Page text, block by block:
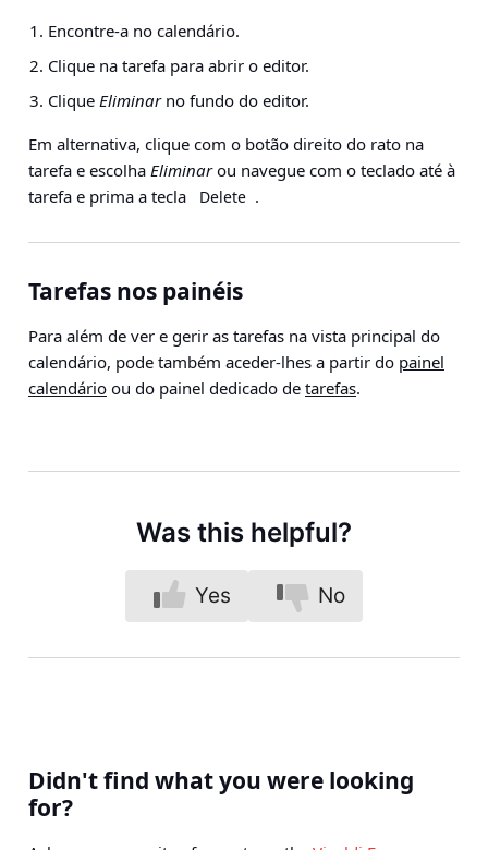
Encontre-a no calendário.
Clique na tarefa para abrir o editor.
Clique Eliminarno fundo do editor.
Em alternativa, clique com o botão direito do rato na
tarefa e escolha Eliminarou navegue com o teclado até à
tarefa e prima a tecla
Delete .
Tarefas nos painéis
Para além de ver e gerir as tarefas na vista principal do
calendário, pode também aceder-lhes a partir do painel
calendário ou do painel dedicado de tarefas.
Was this helpful?
Yes No
Didn't find what you were looking
for?